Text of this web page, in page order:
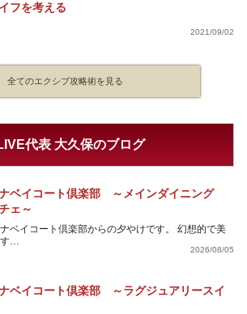
フを考える
2021/09/02
全てのエクシブ攻略術を見る
代表 大久保のブログ
ベイコート倶楽部 ～メインダイニング
ェ～
ベイコート倶楽部からの夕やけです。 幻想的で美
す…
2026/08/05
ベイコート倶楽部 ～ラグジュアリースイ